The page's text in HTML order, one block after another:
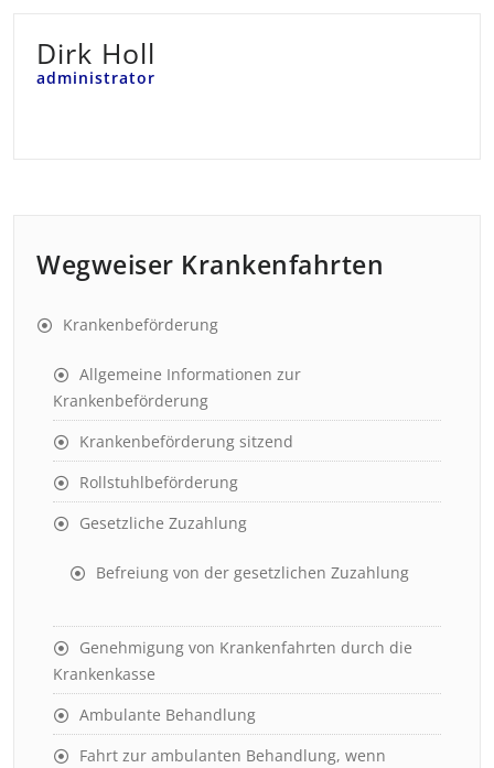
Dirk Holl
administrator
Wegweiser Krankenfahrten
Krankenbeförderung
Allgemeine Informationen zur
Krankenbeförderung
Krankenbeförderung sitzend
Rollstuhlbeförderung
Gesetzliche Zuzahlung
Befreiung von der gesetzlichen Zuzahlung
Genehmigung von Krankenfahrten durch die
Krankenkasse
Ambulante Behandlung
Fahrt zur ambulanten Behandlung, wenn